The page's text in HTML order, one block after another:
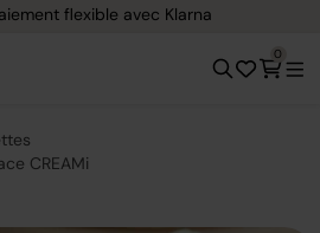
flexible avec Klarna
0
CREAMi